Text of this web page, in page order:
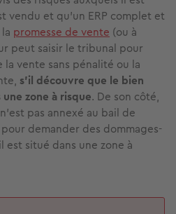
vendu et qu’un ERP complet et
promesse de vente (ou à
peut saisir le tribunal pour
vente sans pénalité ou la
s’il découvre que le bien
zone à risque. De son côté,
pas annexé au bail de
demander des dommages-
est situé dans une zone à